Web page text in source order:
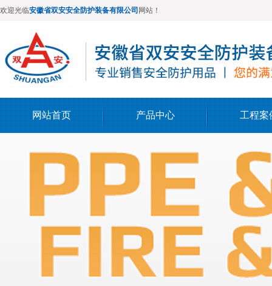
欢迎光临安徽省双安安全防护装备有限公司 网站！
网站首页 产品中心 工程案